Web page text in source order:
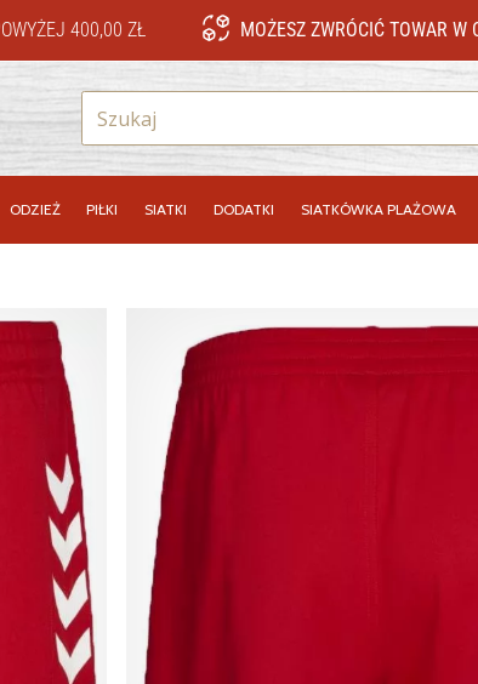
400,00 ZŁ MOŻESZ ZWRÓCIĆ TOWAR W
ODZIEŻ PIŁKI SIATKI DODATKI SIATKÓWKA PLAŻOWA